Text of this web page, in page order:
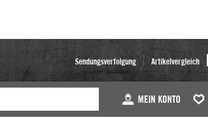
Sendungsverfolgung Artikelvergleich
MEIN KONTO